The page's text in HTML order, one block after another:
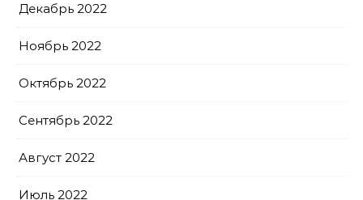
Декабрь 2022
Ноябрь 2022
Октябрь 2022
Сентябрь 2022
Август 2022
Июль 2022